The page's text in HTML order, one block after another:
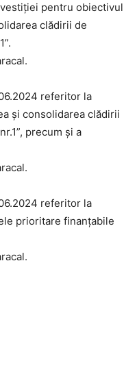
pentru obiectivul
clădirii de
referitor la
și consolidarea clădirii
precum și a
referitor la
prioritare finanțabile